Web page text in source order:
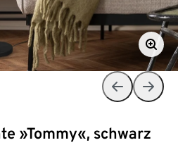
»Tommy«, schwarz